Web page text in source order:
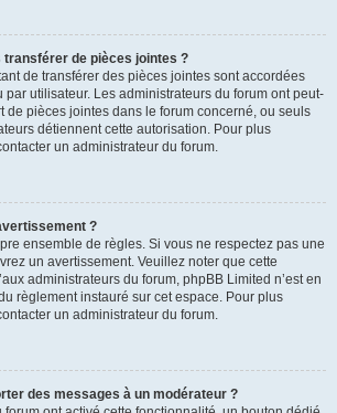
transférer de pièces jointes ?
de transférer des pièces jointes sont accordées
par utilisateur. Les administrateurs du forum ont peut-
de pièces jointes dans le forum concerné, ou seuls
détiennent cette autorisation. Pour plus
un administrateur du forum.
?
ensemble de règles. Si vous ne respectez pas une
un avertissement. Veuillez noter que cette
administrateurs du forum, phpBB Limited n’est en
règlement instauré sur cet espace. Pour plus
un administrateur du forum.
des messages à un modérateur ?